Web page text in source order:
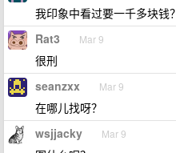
我印象中看过要一千多块钱？
Rat3 Mar 9
很刑
seanzxx Mar 9
在哪儿找呀？
wsjjacky Mar 9